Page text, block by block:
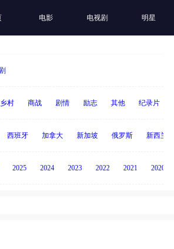
电影 电视剧 明星
乡村 商战 剧情 励志 其他 纪录片
西班牙 加拿大 新加坡 俄罗斯 新西兰
2025 2024 2023 2022 2021 2020